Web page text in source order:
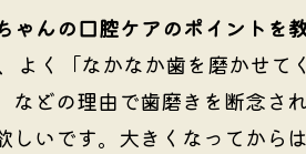
ゃんの口腔ケアのポイントを
よく「なかなか歯を磨かせ
などの理由で歯磨きを断念さ
しいです。大きくなってから